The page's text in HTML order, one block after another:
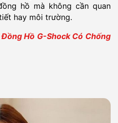
hồ mà không cần quan
hay môi trường.
Hồ G-Shock Có Chống